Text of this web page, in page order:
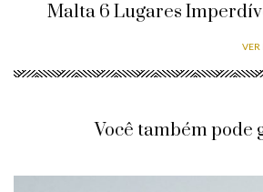
Malta 6 Lugares
VER
Você também pode